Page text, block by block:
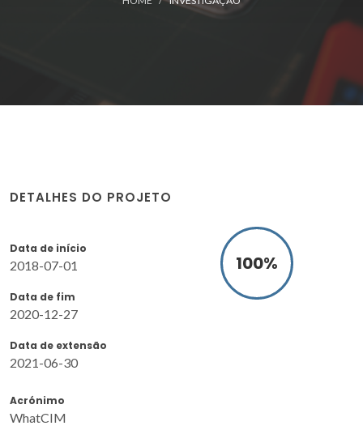
DETALHES DO PROJETO
Data de início
2018-07-01
Data de fim
2020-12-27
Data de extensão
2021-06-30
100%
Acrónimo
WhatCIM